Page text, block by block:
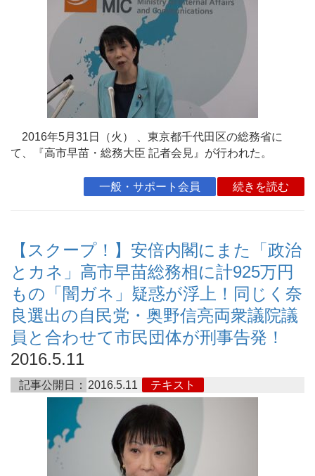
2016年5月31日（火） 、東京都千代田区の総務省に
て、『高市早苗・総務大臣 記者会見』が行われた。
一般・サポート会員 続きを読む
【スクープ！】安倍内閣にまた「政治
とカネ」高市早苗総務相に計925万円
もの「闇ガネ」疑惑が浮上！同じく奈
良選出の自民党・奥野信亮両衆議院議
員と合わせて市民団体が刑事告発！
2016.5.11
記事公開日： 2016.5.11 テキスト